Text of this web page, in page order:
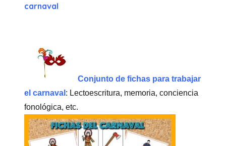
carnaval
Conjunto de fichas para trabajar
el carnaval : Lectoescritura, memoria, conciencia
fonológica, etc.